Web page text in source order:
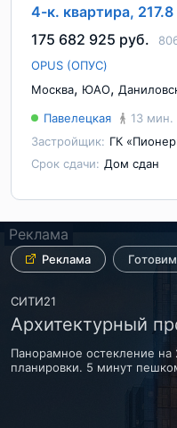
4-к. квартира,
175 682 925 руб.
OPUS (ОПУС)
Москва, ЮАО,
Павелецкая
13 мин.
Застройщик: ГК
Срок сдачи: Дом сдан
Реклама
Реклама
ДОНСТРОЙ
СИМВОЛ Квартал
До 30 августа – выгодные
Реклама
Реклама
СИТИ21
Архитектурный
Панорамное остекление на
планировки. 5 минут
Реклама
Реклама 5 км от
Группа ЛСР
ЖК ЗИЛАРТ.
Набережная Москвы-реки.
Доступна рассрочка.
Реклама